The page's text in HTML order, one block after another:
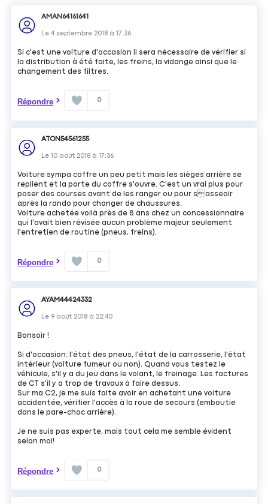
AMAN64161641
Le4 septembre 2018 à17:36
Si c'est une voiture d'occasion il sera nécessaire de vérifier si
la distribution à été faite, les freins, la vidange ainsi que le
changement des filtres.
Répondre 0
ATON54561255
Le10 août 2018 à17:36
Voiture sympa coffre un peu petit mais les sièges arrière se
replient et la porte du coffre s'ouvre. C'est un vrai plus pour
poser des courses avant de les ranger ou pour sasseoir
après la rando pour changer de chaussures.
Voiture achetée voilà près de 8 ans chez un concessionnaire
qui l'avait bien révisée aucun problème majeur seulement
l'entretien de routine (pneus, freins).
Répondre 0
AYAM44424332
Le 9 août 2018 à 22:40
Bonsoir !
Si d'occasion: l'état des pneus, l'état de la carrosserie, l'état
intérieur (voiture fumeur ou non). Quand vous testez le
véhicule, s'il y a du jeu dans le volant, le freinage. Les factures
de CT s'il y a trop de travaux à faire dessus.
Sur ma C2, je me suis faite avoir en achetant une voiture
accidentée, vérifier l'accès à la roue de secours (emboutie
dans le pare-choc arrière).
Je ne suis pas experte, mais tout cela me semble évident
selon moi!
Répondre 0